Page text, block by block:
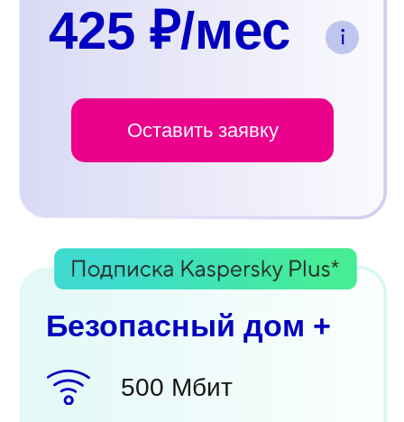
Оставить заявку
Безопасный дом +
425 ₽/мес
500 Мбит